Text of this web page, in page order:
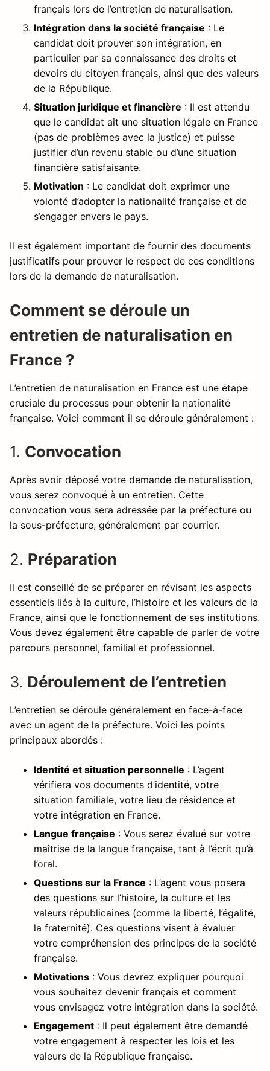
français lors de l’entretien de naturalisation.
Intégration dans la société française : Le
candidat doit prouver son intégration, en
particulier par sa connaissance des droits et
devoirs du citoyen français, ainsi que des valeurs
de la République.
Situation juridique et financière : Il est attendu
que le candidat ait une situation légale en France
(pas de problèmes avec la justice) et puisse
justifier d’un revenu stable ou d’une situation
financière satisfaisante.
Motivation : Le candidat doit exprimer une
volonté d’adopter la nationalité française et de
s’engager envers le pays.
Il est également important de fournir des documents
justificatifs pour prouver le respect de ces conditions
lors de la demande de naturalisation.
Comment se déroule un
entretien de naturalisation en
France ?
L’entretien de naturalisation en France est une étape
cruciale du processus pour obtenir la nationalité
française. Voici comment il se déroule généralement :
1. Convocation
Après avoir déposé votre demande de naturalisation,
vous serez convoqué à un entretien. Cette
convocation vous sera adressée par la préfecture ou
la sous-préfecture, généralement par courrier.
2. Préparation
Il est conseillé de se préparer en révisant les aspects
essentiels liés à la culture, l’histoire et les valeurs de la
France, ainsi que le fonctionnement de ses institutions.
Vous devez également être capable de parler de votre
parcours personnel, familial et professionnel.
3. Déroulement de l’entretien
L’entretien se déroule généralement en face-à-face
avec un agent de la préfecture. Voici les points
principaux abordés :
Identité et situation personnelle : L’agent
vérifiera vos documents d’identité, votre
situation familiale, votre lieu de résidence et
votre intégration en France.
Langue française : Vous serez évalué sur votre
maîtrise de la langue française, tant à l’écrit qu’à
l’oral.
Questions sur la France : L’agent vous posera
des questions sur l’histoire, la culture et les
valeurs républicaines (comme la liberté, l’égalité,
la fraternité). Ces questions visent à évaluer
votre compréhension des principes de la société
française.
Motivations : Vous devrez expliquer pourquoi
vous souhaitez devenir français et comment
vous envisagez votre intégration dans la société.
Engagement : Il peut également être demandé
votre engagement à respecter les lois et les
valeurs de la République française.